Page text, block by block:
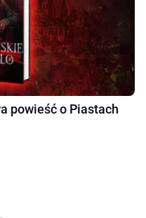
powieść o Piastach